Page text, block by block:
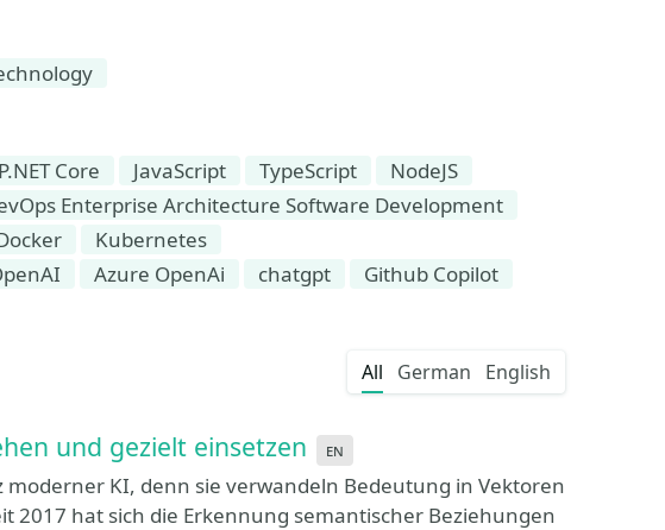
Core JavaScript TypeScript
NodeJS
Enterprise Architecture Software Development
Kubernetes
Azure OpenAi chatgpt Github Copilot
All German English
und gezielt einsetzen en
moderner KI, denn sie verwandeln Bedeutung in Vektoren
2017 hat sich die Erkennung semantischer Beziehungen